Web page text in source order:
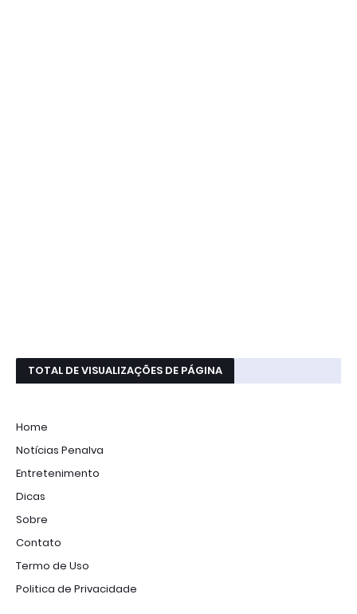
TOTAL DE VISUALIZAÇÕES DE PÁGINA
Home
Notícias Penalva
Entretenimento
Dicas
Sobre
Contato
Termo de Uso
Politica de Privacidade